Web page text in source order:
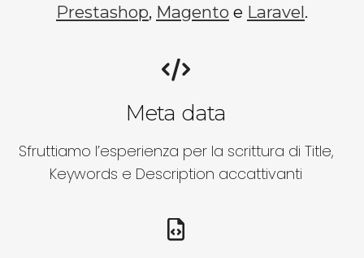
Prestashop, Magento e Laravel.
Meta data
Sfruttiamo l’esperienza per la scrittura di Title,
Keywords e Description accattivanti